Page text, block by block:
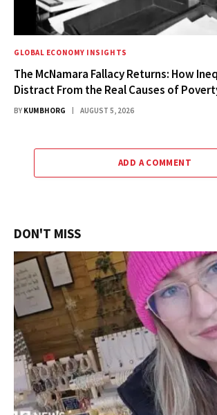
GLOBAL ECONOMY INSIGHTS
The McNamara Fallacy Returns: How
Distract From the Real Causes of
BY KUMBHORG AUGUST 5, 2026
ADD A COMMENT
DON'T MISS